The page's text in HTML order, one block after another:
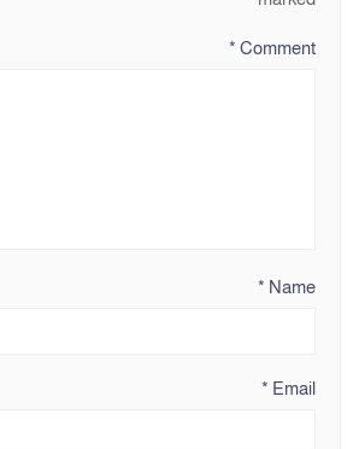
Comment
*
Name
*
Email
*